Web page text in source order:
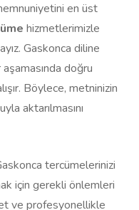
en üst
hizmetlerimizle
Gaskonca diline
doğru
Böylece, metninizin
aktarılmasını
tercümelerinizi
için gerekli önlemleri
ve profesyonellikle